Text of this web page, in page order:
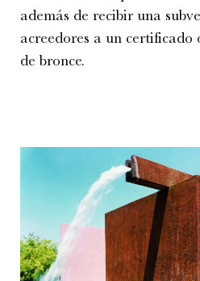
además de recibir una
acreedores a un
de bronce.